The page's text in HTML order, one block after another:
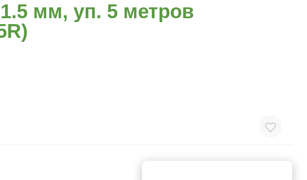
мм, уп. 5 метров